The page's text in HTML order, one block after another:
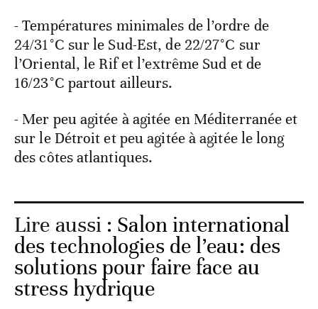
- Températures minimales de l’ordre de
24/31°C sur le Sud-Est, de 22/27°C sur
l’Oriental, le Rif et l’extrême Sud et de
16/23°C partout ailleurs.
- Mer peu agitée à agitée en Méditerranée et
sur le Détroit et peu agitée à agitée le long
des côtes atlantiques.
Lire aussi : Salon international
des technologies de l’eau: des
solutions pour faire face au
stress hydrique